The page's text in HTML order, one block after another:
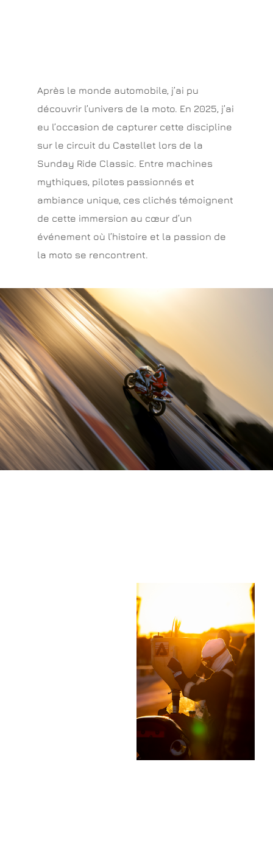
Après le monde automobile, j’ai pu
découvrir l’univers de la moto. En 2025, j’ai
eu l’occasion de capturer cette discipline
sur le circuit du Castellet lors de la
Sunday Ride Classic. Entre machines
mythiques, pilotes passionnés et
ambiance unique, ces clichés témoignent
de cette immersion au cœur d’un
événement où l’histoire et la passion de
la moto se rencontrent.